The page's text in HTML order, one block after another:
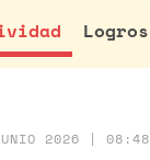
Logros
2026 | 08:48